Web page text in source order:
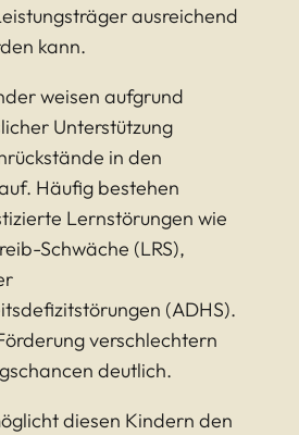
ausreichend
kann.
weisen aufgrund
Unterstützung
in den
Häufig bestehen
Lernstörungen wie
Schwäche (LRS),
(ADHS).
verschlechtern
deutlich.
diesen Kindern den